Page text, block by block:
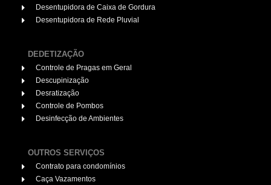
Desentupidora de Caixa de Gordura
Desentupidora de Rede Pluvial
DEDETIZAÇÃO
Controle de Pragas em Geral
Descupinização
Desratização
Controle de Pombos
Desinfecção de Ambientes
OUTROS SERVIÇOS
Contrato para condomínios
Caça Vazamentos